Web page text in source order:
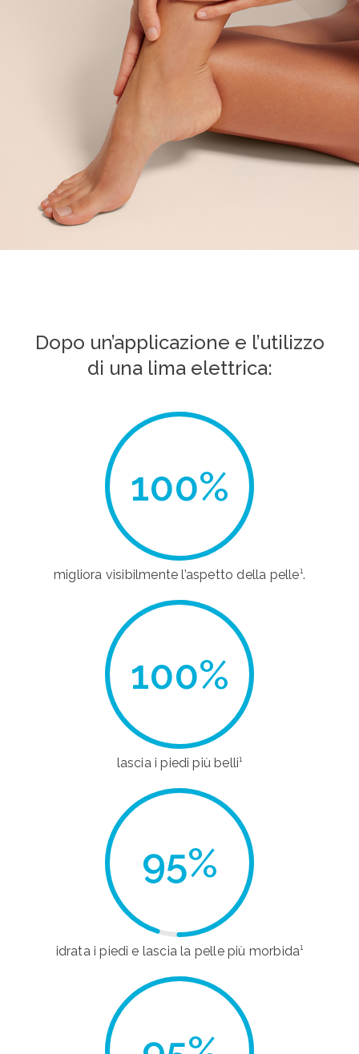
Dopo un’applicazione e l’utilizzo
di una lima elettrica:
100%
migliora visibilmente l’aspetto della pelle¹.
100%
lascia i piedi più belli¹
95%
idrata i piedi e lascia la pelle più morbida¹